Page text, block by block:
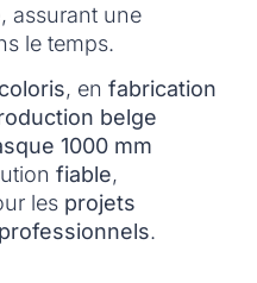
, assurant une
le temps.
, en fabrication
belge
1000 mm
fiable,
les projets
.